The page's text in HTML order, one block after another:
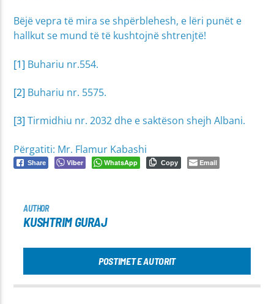
Bëjë vepra të mira se shpërblehesh, e lëri punët e
hallkut se mund të të kushtojnë shtrenjtë!
[1] Buhariu nr.554.
[2] Buhariu nr. 5575.
[3] Tirmidhiu nr. 2032 dhe e saktëson shejh Albani.
Përgatiti: Mr. Flamur Kabashi
Share Viber WhatsApp Copy Email
AUTHOR
KUSHTRIM GURAJ
POSTIMET E AUTORIT